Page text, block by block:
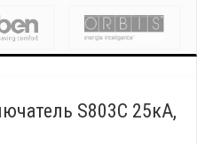
S803C 25кА,